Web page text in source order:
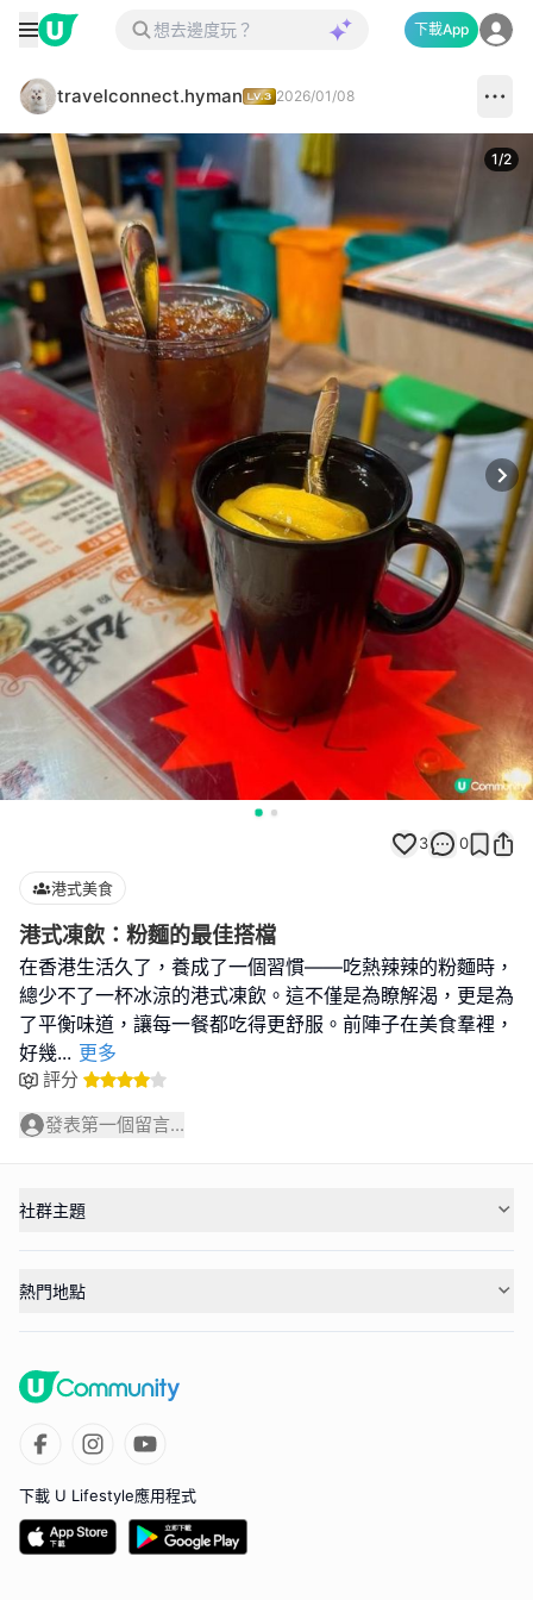
下載App
travelconnect.hyman 2026/01/08
1/2
3 0
港式美食
港式凍飲：粉麵的最佳搭檔
在香港生活久了，養成了一個習慣——吃熱辣辣的粉麵時，
總少不了一杯冰涼的港式凍飲。這不僅是為瞭解渴，更是為
了平衡味道，讓每一餐都吃得更舒服。前陣子在美食羣裡，
好幾... 更多
評分
發表第一個留言...
社群主題
熱門地點
下載 U Lifestyle應用程式